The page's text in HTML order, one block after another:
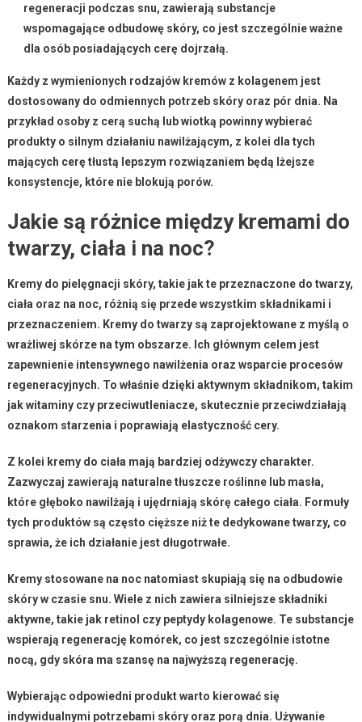
regeneracji podczas snu, zawierają substancje
wspomagające odbudowę skóry, co jest szczególnie ważne
dla osób posiadających cerę dojrzałą.
Każdy z wymienionych rodzajów kremów z kolagenem jest
dostosowany do odmiennych potrzeb skóry oraz pór dnia. Na
przykład osoby z cerą suchą lub wiotką powinny wybierać
produkty o silnym działaniu nawilżającym, z kolei dla tych
mających cerę tłustą lepszym rozwiązaniem będą lżejsze
konsystencje, które nie blokują porów.
Jakie są różnice między kremami do
twarzy, ciała i na noc?
Kremy do pielęgnacji skóry, takie jak te przeznaczone do twarzy,
ciała oraz na noc, różnią się przede wszystkim składnikami i
przeznaczeniem. Kremy do twarzysą zaprojektowane z myślą o
wrażliwej skórze na tym obszarze. Ich głównym celem jest
zapewnienie intensywnego nawilżenia oraz wsparcie procesów
regeneracyjnych. To właśnie dzięki aktywnym składnikom, takim
jak witaminy czy przeciwutleniacze, skutecznie przeciwdziałają
oznakom starzenia i poprawiają elastyczność cery.
Z kolei kremy do ciała mają bardziej odżywczy charakter.
Zazwyczaj zawierają naturalne tłuszcze roślinne lub masła,
które głęboko nawilżają i ujędrniają skórę całego ciała. Formuły
tych produktów są często cięższe niż te dedykowane twarzy, co
sprawia, że ich działanie jest długotrwałe.
Kremy stosowane na nocnatomiast skupiają się na odbudowie
skóry w czasie snu. Wiele z nich zawiera silniejsze składniki
aktywne, takie jak retinol czy peptydy kolagenowe. Te substancje
wspierają regenerację komórek, co jest szczególnie istotne
nocą, gdy skóra ma szansę na najwyższą regenerację.
Wybierając odpowiedni produkt warto kierować się
indywidualnymi potrzebami skóry oraz porą dnia. Używanie